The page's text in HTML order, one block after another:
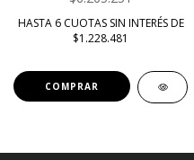
HASTA 6 CUOTAS SIN INTERÉS DE
$1.228.481
COMPRAR